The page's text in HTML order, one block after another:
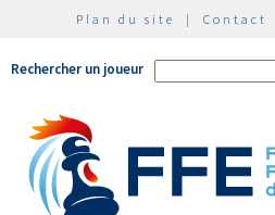
Plan du site | Contact
Rechercher un joueur